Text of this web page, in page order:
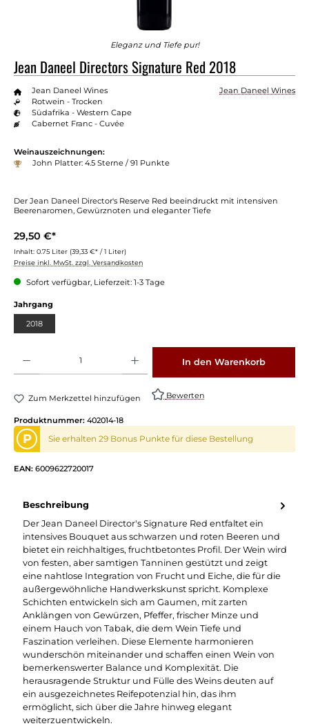
Eleganz und Tiefe pur!
Jean Daneel Directors Signature Red 2018
Jean Daneel Wines
Jean Daneel Wines
Rotwein - Trocken
Südafrika - Western Cape
Cabernet Franc - Cuvée
Weinauszeichnungen:
John Platter: 4.5 Sterne / 91 Punkte
Der Jean Daneel Director's Reserve Red beeindruckt mit intensiven
Beerenaromen, Gewürznoten und eleganter Tiefe
29,50 €*
Inhalt: 0.75 Liter (39,33 €* / 1 Liter)
Preise inkl. MwSt. zzgl. Versandkosten
Sofort verfügbar, Lieferzeit: 1-3 Tage
Jahrgang
2018
In den Warenkorb
Zum Merkzettel hinzufügen Bewerten
Produktnummer: 402014-18
P Sie erhalten 29 Bonus Punkte für diese Bestellung
EAN: 6009622720017
Beschreibung
Der Jean Daneel Director's Signature Red entfaltet ein
intensives Bouquet aus schwarzen und roten Beeren und
bietet ein reichhaltiges, fruchtbetontes Profil. Der Wein wird
von festen, aber samtigen Tanninen gestützt und zeigt
eine nahtlose Integration von Frucht und Eiche, die für die
außergewöhnliche Handwerkskunst spricht. Komplexe
Schichten entwickeln sich am Gaumen, mit zarten
Anklängen von Gewürzen, Pfeffer, frischer Minze und
einem Hauch von Tabak, die dem Wein Tiefe und
Faszination verleihen. Diese Elemente harmonieren
wunderschön miteinander und schaffen einen Wein von
bemerkenswerter Balance und Komplexität. Die
herausragende Struktur und Fülle des Weins deuten auf
ein ausgezeichnetes Reifepotenzial hin, das ihm
ermöglicht, sich über die Jahre hinweg elegant
weiterzuentwickeln.